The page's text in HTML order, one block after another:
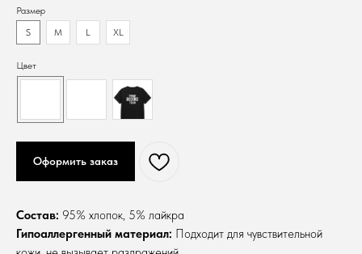
Размер
S
M L XL
Цвет
Оформить заказ
Состав: 95% хлопок, 5% лайкра
Гипоаллергенный материал: Подходит для чувствительной